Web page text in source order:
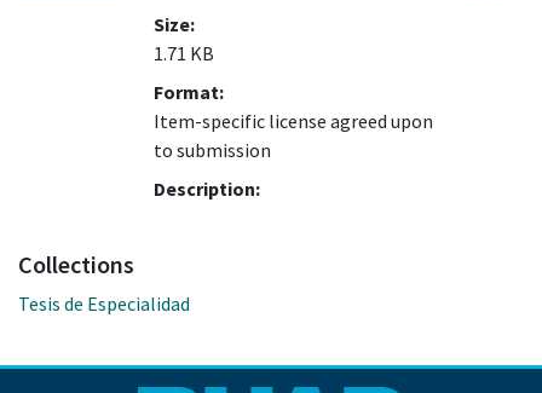
Size:
1.71 KB
Format:
Item-specific license agreed upon
to submission
Description:
Collections
Tesis de Especialidad